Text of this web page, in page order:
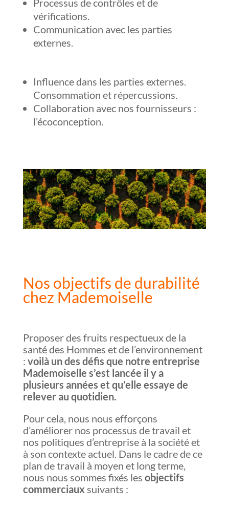
Processus de contrôles et de
vérifications.
Communication avec les parties
externes.
Influence dans les parties externes.
Consommation et répercussions.
Collaboration avec nos fournisseurs :
l’écoconception.
Nos objectifs de durabilité
chez Mademoiselle
Proposer des fruits respectueux de la
santé des Hommes et de l’environnement
: voilà un des défis que notre entreprise
Mademoiselle s’est lancée il y a
plusieurs années et qu’elle essaye de
relever au quotidien.
Pour cela, nous nous efforçons
d’améliorer nos processus de travail et
nos politiques d’entreprise à la société et
à son contexte actuel. Dans le cadre de ce
plan de travail à moyen et long terme,
nous nous sommes fixés les objectifs
commerciaux suivants :